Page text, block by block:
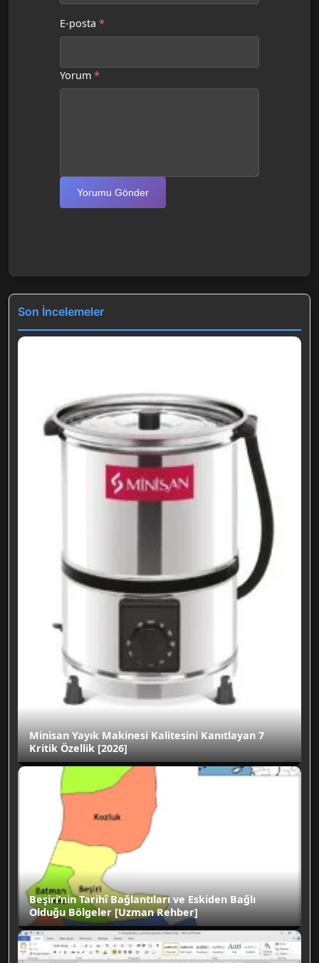
E-posta *
Yorum *
Yorumu Gönder
Son İncelemeler
Minisan Yayık Makinesi Kalitesini Kanıtlayan 7
Kritik Özellik [2026]
Beşiri’nin Tarihî Bağlantıları ve Eskiden Bağlı
Olduğu Bölgeler [Uzman Rehber]